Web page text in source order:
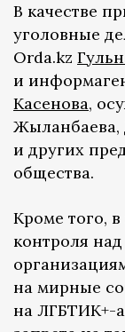
В качестве
уголовные
Orda.kz
и
Касенова,
Жыланбаева,
и других
общества.
Кроме того,
контроля
на мирные
на ЛГБТИК+-